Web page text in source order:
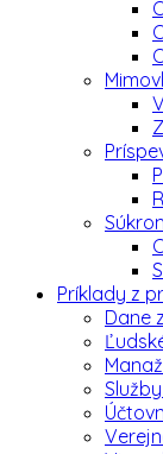
Príklady z
Dane